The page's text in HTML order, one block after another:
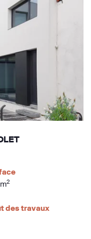
2
des travaux